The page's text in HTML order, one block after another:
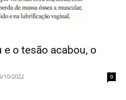
o tesão acabou, o
10/2022 0